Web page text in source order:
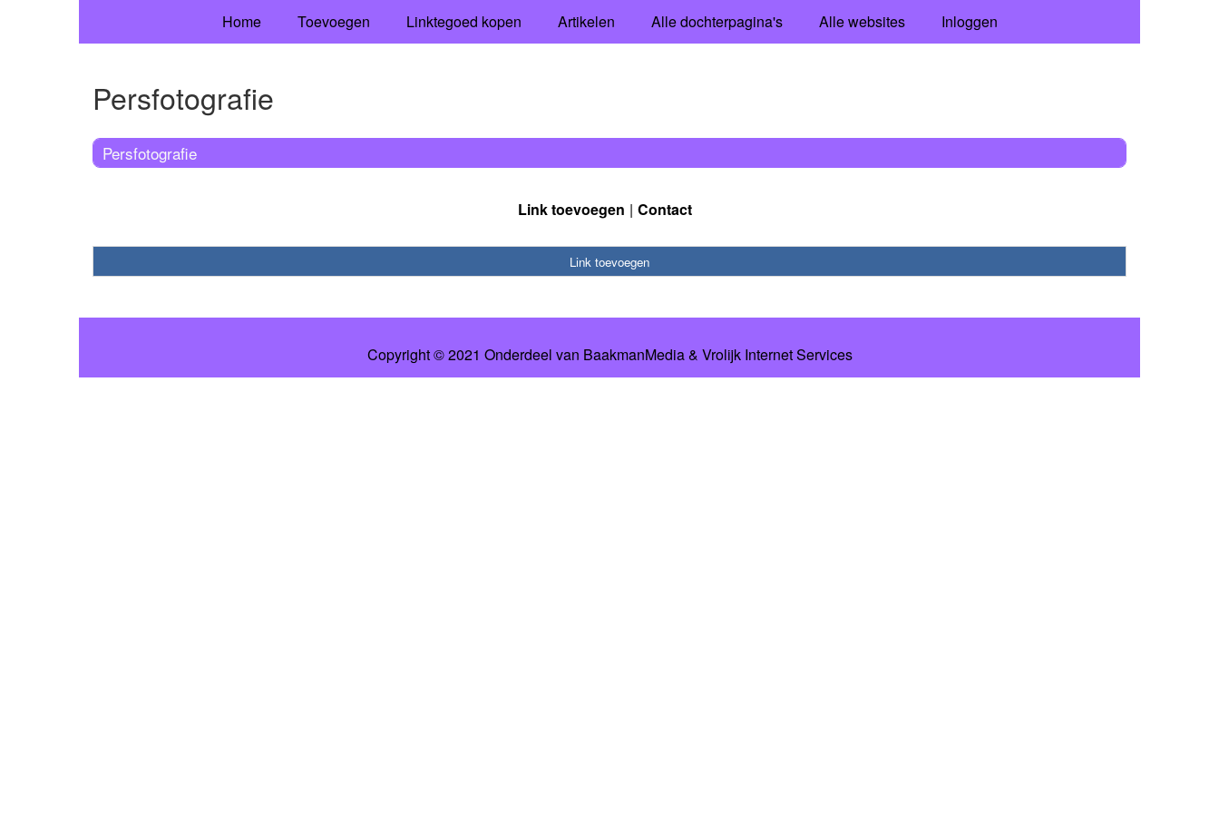
Home Toevoegen Linktegoed kopen Artikelen Alle dochterpagina's Alle websites Inloggen
Persfotografie
Persfotografie
Link toevoegen Contact
Link toevoegen
Copyright © 2021 Onderdeel van BaakmanMedia& Vrolijk Internet Services